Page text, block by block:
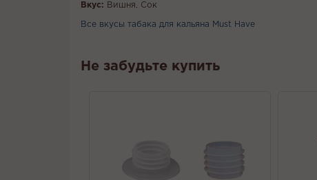
Вкус: Вишня, Сок
Все вкусы табака для кальяна Must Have
Не забудьте купить